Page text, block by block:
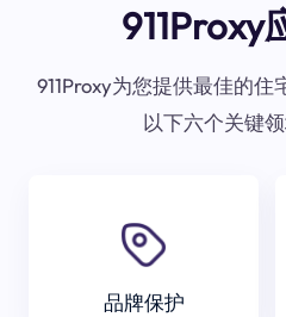
911Proxy
911Proxy为您提供最佳的
以下六个关键
品牌保护